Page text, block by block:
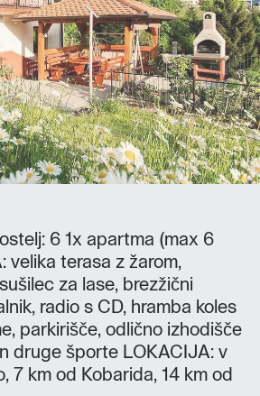
6 1x apartma (max 6
velika terasa z žarom,
za lase, brezžični
radio s CD, hramba koles
parkirišče, odlično izhodišče
druge športe LOKACIJA: v
7 km od Kobarida, 14 km od